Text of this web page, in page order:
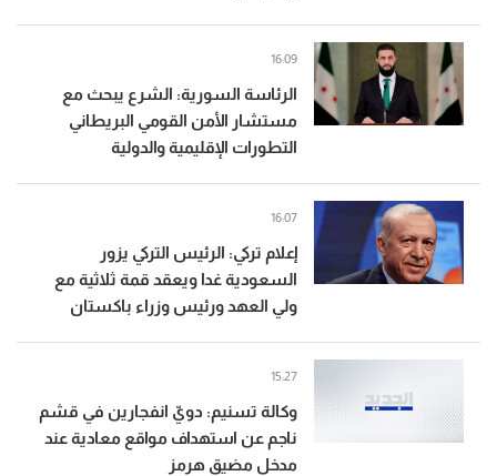
الرئاسة السورية: الشرع يبحث مع
مستشار الأمن القومي البريطاني
التطورات الإقليمية والدولية
16:09
إعلام تركي: الرئيس التركي يزور
السعودية غدا ويعقد قمة ثلاثية مع
ولي العهد ورئيس وزراء باكستان
16:07
وكالة تسنيم: دويّ انفجارين في قشم
ناجم عن استهداف مواقع معادية عند
مدخل مضيق هرمز
15:27